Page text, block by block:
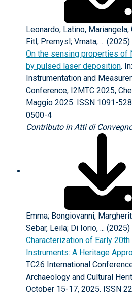
Leonardo; Latino, Mariangela;
Fitl, Premysl; Vrnata, ... (2025)
On the sensing properties of
by pulsed laser deposition.
Instrumentation and
Conference, I2MTC 2025,
Maggio 2025. ISSN 1091-
0500-4
Contributo in Atti di
Emma; Bongiovanni,
Sebar, Leila; Di Iorio, ... (2025)
Characterization of Early
Instruments: A Heritage
TC26 International
Archaeology and Cultural
October 15-17, 2025. ISSN